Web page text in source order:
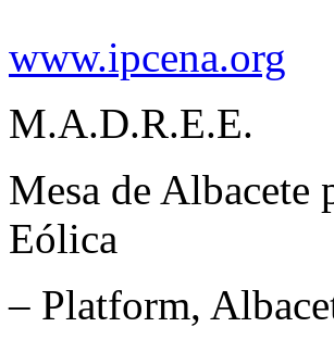
www.ipcena.org
M.A.D.R.E.E.
Mesa de Albacete
Eólica
– Platform,